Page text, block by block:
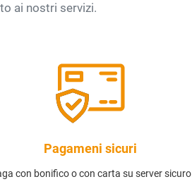
ai nostri servizi.
Pagameni sicuri
con bonifico o con carta su server sicuro